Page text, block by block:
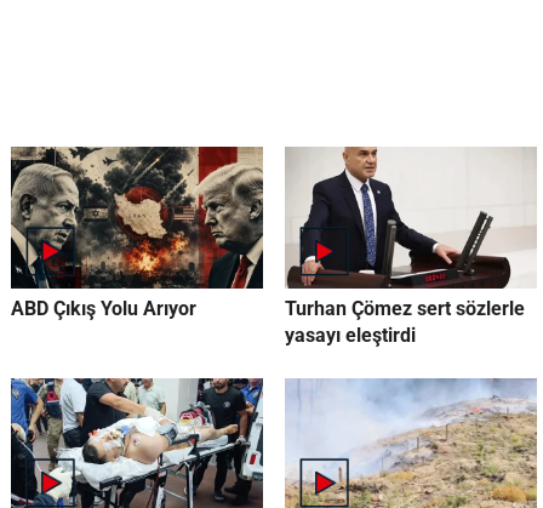
ABD Çıkış Yolu Arıyor
Turhan Çömez sert sözlerle
yasayı eleştirdi